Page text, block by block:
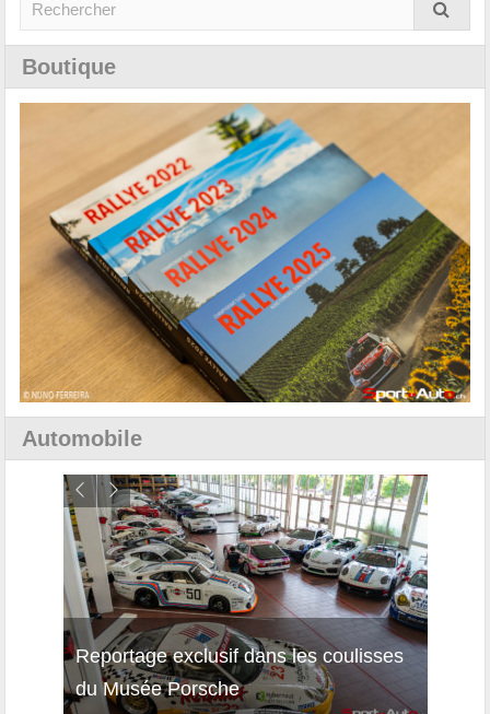
Boutique
Automobile
Reportage exclusif dans les coulisses
du Musée Porsche